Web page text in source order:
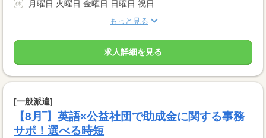
月曜日 火曜日 金曜日 日曜日 祝日
もっと見る
求人詳細を見る
[一般派遣]
【8月‾】英語×公益社団で助成金に関する事務
サポ！選べる時短